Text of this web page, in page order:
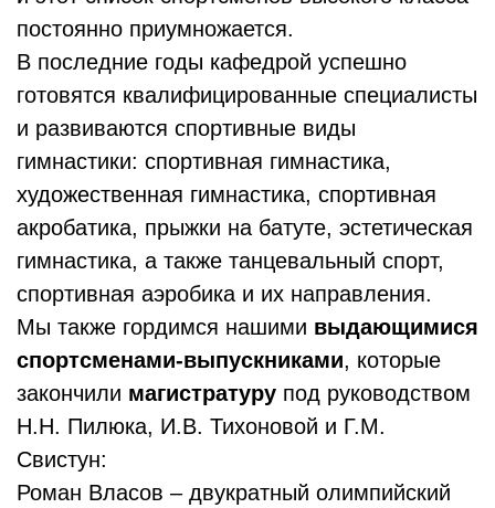
постоянно приумножается.
В последние годы кафедрой успешно
готовятся квалифицированные специалисты
и развиваются спортивные виды
гимнастики: спортивная гимнастика,
художественная гимнастика, спортивная
акробатика, прыжки на батуте, эстетическая
гимнастика, а также танцевальный спорт,
спортивная аэробика и их направления.
Мы также гордимся нашими выдающимися
спортсменами-выпускниками, которые
закончили магистратуру под руководством
Н.Н. Пилюка, И.В. Тихоновой и Г.М.
Свистун:
Роман Власов – двукратный олимпийский